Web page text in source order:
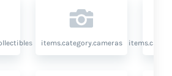
items.category.cameras